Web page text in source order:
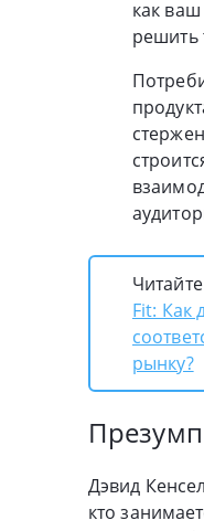
как
решить
Fit: Как
рынку?
Дэвид
кто